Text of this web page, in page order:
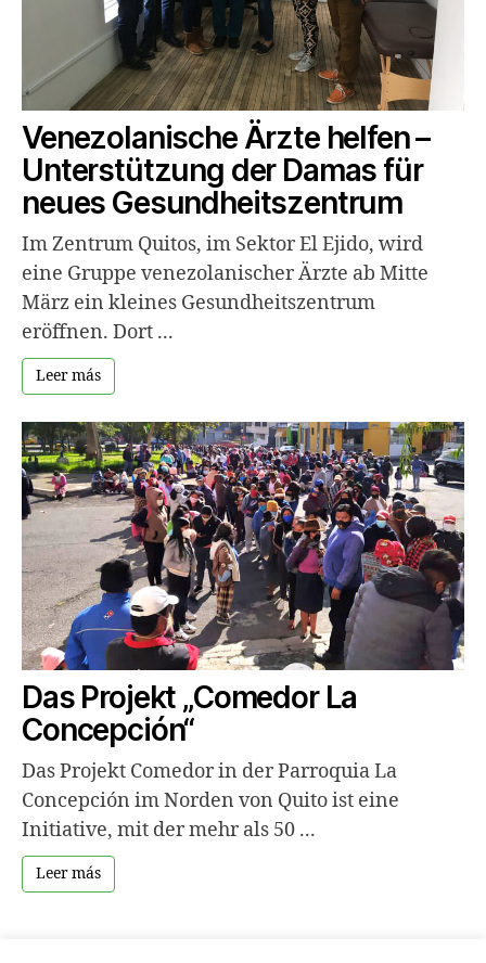
Venezolanische Ärzte helfen –
Unterstützung der Damas für
neues Gesundheitszentrum
Im Zentrum Quitos, im Sektor El Ejido, wird
eine Gruppe venezolanischer Ärzte ab Mitte
März ein kleines Gesundheitszentrum
eröffnen. Dort ...
Leer más
Das Projekt „Comedor La
Concepción“
Das Projekt Comedor in der Parroquia La
Concepción im Norden von Quito ist eine
Initiative, mit der mehr als 50 ...
Leer más